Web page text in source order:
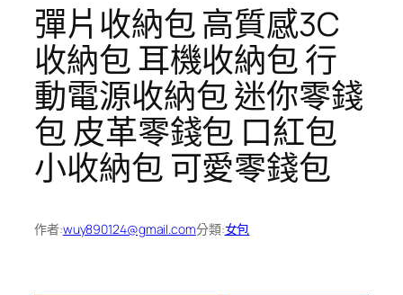
彈片收納包 高質感3C
收納包 耳機收納包 行
動電源收納包 迷你零錢
包 皮革零錢包 口紅包
小收納包 可愛零錢包
作者:wuy890124@gmail.com分類:女包